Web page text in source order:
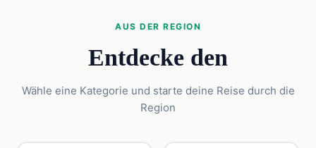
AUS DER REGION
Entdecke den
Wähle eine Kategorie und starte deine Reise durch die
Region